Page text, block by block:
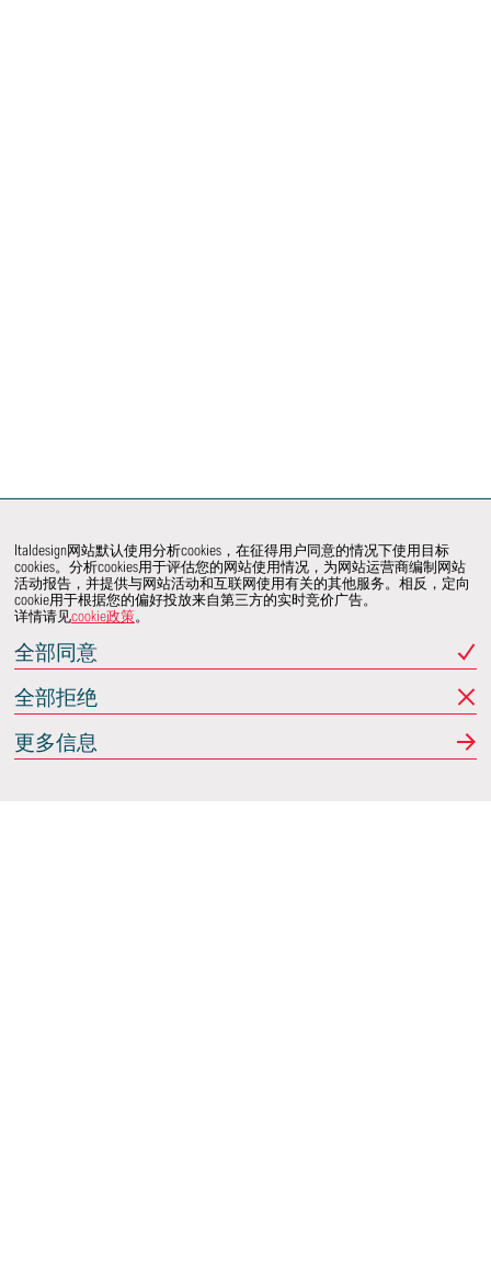
Italdesign网站默认使用分析cookies，在征得用户同意的情况下使用目标
cookies。分析cookies用于评估您的网站使用情况，为网站运营商编制网站
活动报告，并提供与网站活动和互联网使用有关的其他服务。相反，定向
cookie用于根据您的偏好投放来自第三方的实时竞价广告。
详情请见cookie政策。
全部同意
全部拒绝
更多信息